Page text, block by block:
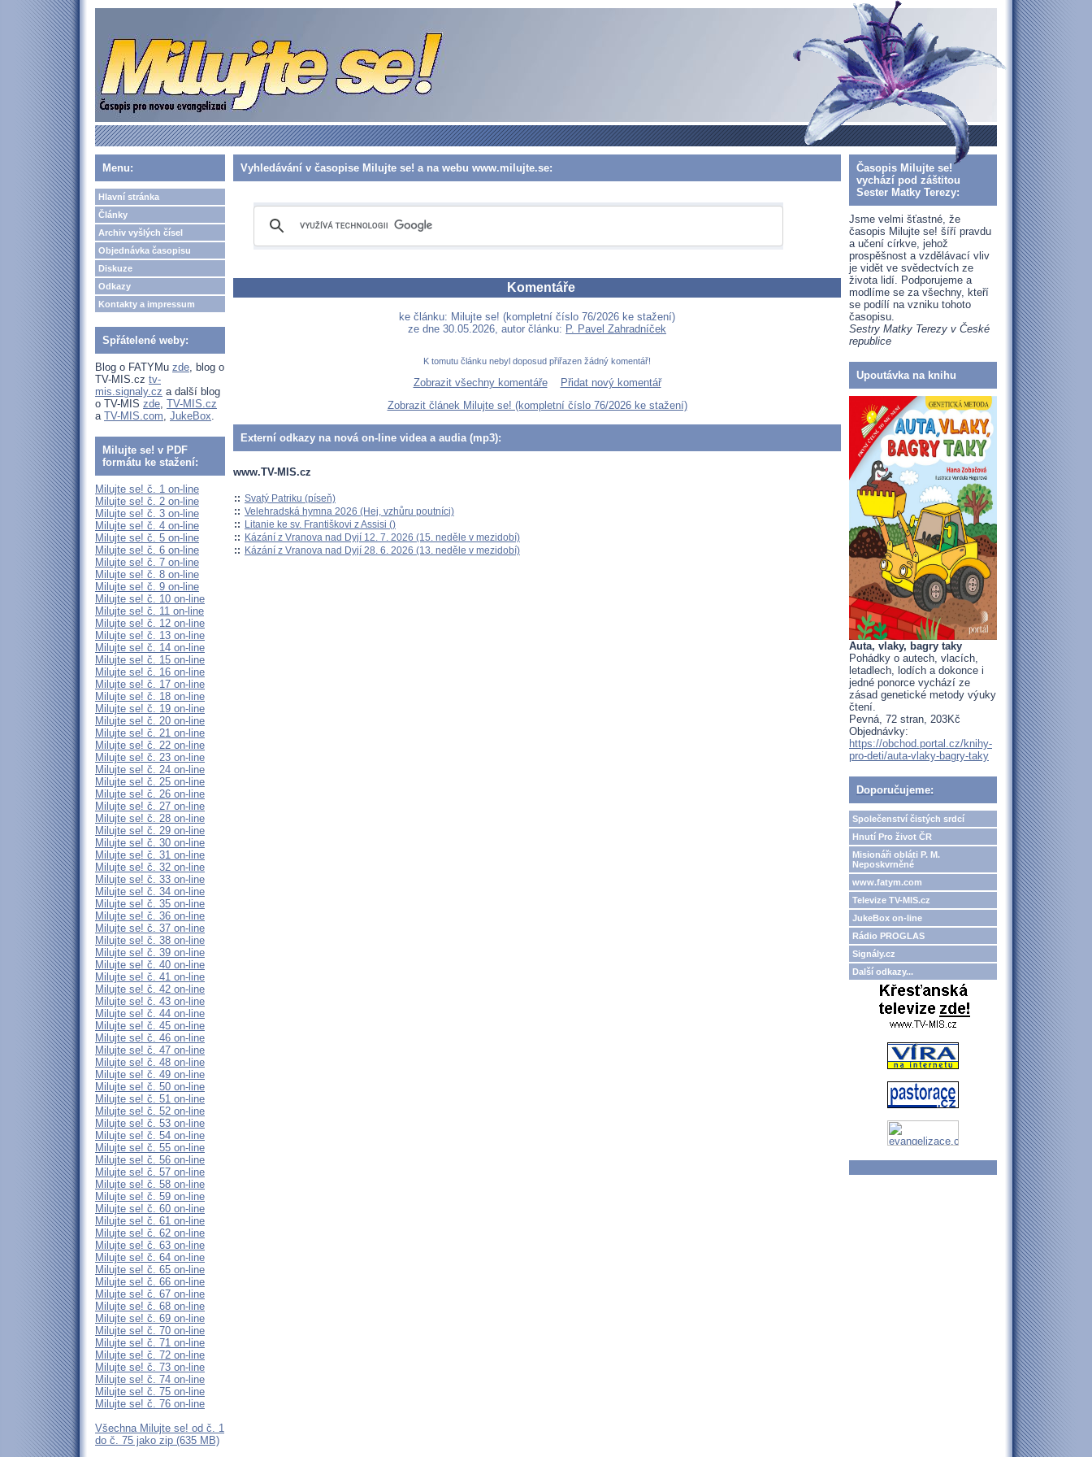
Menu:
Hlavní stránka
Články
Archiv vyšlých čísel
Objednávka časopisu
Diskuze
Odkazy
Kontakty a impressum
Spřátelené weby:
Blog o FATYMu zde, blog o
TV-MIS.cz tv-
mis.signaly.cz a další blog
o TV-MIS zde, TV-MIS.cz
a TV-MIS.com, JukeBox.
Milujte se! v PDF
formátu ke stažení:
Milujte se! č. 1 on-line
Milujte se! č. 2 on-line
Milujte se! č. 3 on-line
Milujte se! č. 4 on-line
Milujte se! č. 5 on-line
Milujte se! č. 6 on-line
Milujte se! č. 7 on-line
Milujte se! č. 8 on-line
Milujte se! č. 9 on-line
Milujte se! č. 10 on-line
Milujte se! č. 11 on-line
Milujte se! č. 12 on-line
Milujte se! č. 13 on-line
Milujte se! č. 14 on-line
Milujte se! č. 15 on-line
Milujte se! č. 16 on-line
Milujte se! č. 17 on-line
Milujte se! č. 18 on-line
Milujte se! č. 19 on-line
Milujte se! č. 20 on-line
Milujte se! č. 21 on-line
Milujte se! č. 22 on-line
Milujte se! č. 23 on-line
Milujte se! č. 24 on-line
Milujte se! č. 25 on-line
Milujte se! č. 26 on-line
Milujte se! č. 27 on-line
Milujte se! č. 28 on-line
Milujte se! č. 29 on-line
Milujte se! č. 30 on-line
Milujte se! č. 31 on-line
Milujte se! č. 32 on-line
Milujte se! č. 33 on-line
Milujte se! č. 34 on-line
Milujte se! č. 35 on-line
Milujte se! č. 36 on-line
Milujte se! č. 37 on-line
Milujte se! č. 38 on-line
Milujte se! č. 39 on-line
Milujte se! č. 40 on-line
Milujte se! č. 41 on-line
Milujte se! č. 42 on-line
Milujte se! č. 43 on-line
Milujte se! č. 44 on-line
Milujte se! č. 45 on-line
Milujte se! č. 46 on-line
Milujte se! č. 47 on-line
Milujte se! č. 48 on-line
Milujte se! č. 49 on-line
Milujte se! č. 50 on-line
Milujte se! č. 51 on-line
Milujte se! č. 52 on-line
Milujte se! č. 53 on-line
Milujte se! č. 54 on-line
Milujte se! č. 55 on-line
Milujte se! č. 56 on-line
Milujte se! č. 57 on-line
Milujte se! č. 58 on-line
Milujte se! č. 59 on-line
Milujte se! č. 60 on-line
Milujte se! č. 61 on-line
Milujte se! č. 62 on-line
Milujte se! č. 63 on-line
Milujte se! č. 64 on-line
Milujte se! č. 65 on-line
Milujte se! č. 66 on-line
Milujte se! č. 67 on-line
Milujte se! č. 68 on-line
Milujte se! č. 69 on-line
Milujte se! č. 70 on-line
Milujte se! č. 71 on-line
Milujte se! č. 72 on-line
Milujte se! č. 73 on-line
Milujte se! č. 74 on-line
Milujte se! č. 75 on-line
Milujte se! č. 76 on-line
Všechna Milujte se! od č. 1
do č. 75 jako zip (635 MB)
Vyhledávání v časopise Milujte se! a na webu www.milujte.se:
Komentáře
ke článku: Milujte se! (kompletní číslo 76/2026 ke stažení)
ze dne 30.05.2026, autor článku: P. Pavel Zahradníček
K tomutu článku nebyl doposud přiřazen žádný komentář!
Zobrazit všechny komentáře
Přidat nový komentář
Zobrazit článek Milujte se! (kompletní číslo 76/2026 ke stažení)
Externí odkazy na nová on-line videa a audia (mp3):
www.TV-MIS.cz
:: Svatý Patriku (píseň)
:: Velehradská hymna 2026 (Hej, vzhůru poutníci)
:: Litanie ke sv. Františkovi z Assisi ()
:: Kázání z Vranova nad Dyjí 12. 7. 2026 (15. neděle v mezidobí)
:: Kázání z Vranova nad Dyjí 28. 6. 2026 (13. neděle v mezidobí)
Časopis Milujte se!
vychází pod záštitou
Sester Matky Terezy:
Jsme velmi šťastné, že
časopis Milujte se! šíří pravdu
a učení církve, jehož
prospěšnost a vzdělávací vliv
je vidět ve svědectvích ze
života lidí. Podporujeme a
modlíme se za všechny, kteří
se podílí na vzniku tohoto
časopisu.
Sestry Matky Terezy v České
republice
Upoutávka na knihu
Auta, vlaky, bagry taky
Pohádky o autech, vlacích,
letadlech, lodích a dokonce i
jedné ponorce vychází ze
zásad genetické metody výuky
čtení.
Pevná, 72 stran, 203Kč
Objednávky:
https://obchod.portal.cz/knihy-
pro-deti/auta-vlaky-bagry-taky
Doporučujeme:
Společenství čistých srdcí
Hnutí Pro život ČR
Misionáři obláti P. M.
Neposkvrněné
www.fatym.com
Televize TV-MIS.cz
JukeBox on-line
Rádio PROGLAS
Signály.cz
Další odkazy...